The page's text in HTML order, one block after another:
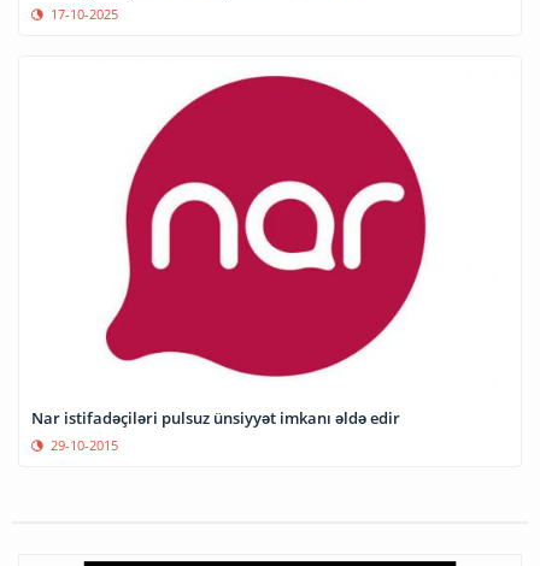
17-10-2025
Nar istifadəçiləri pulsuz ünsiyyət imkanı əldə edir
29-10-2015